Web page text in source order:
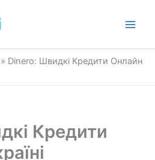
» Dinero: Швидкі Кредити Онлайн
Кредити